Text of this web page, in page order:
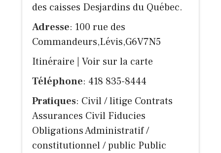
des caisses Desjardins du Québec.
Adresse: 100 rue des
Commandeurs,Lévis,G6V7N5
Itinéraire
Voir sur la carte
Téléphone: 418 835-8444
Pratiques: Civil / litige Contrats
Assurances Civil Fiducies
Obligations Administratif /
constitutionnel / public Public